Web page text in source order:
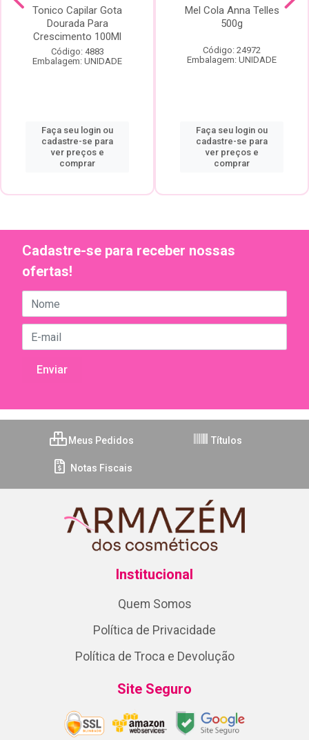
Tonico Capilar Gota
Dourada Para
Crescimento 100Ml
Código: 4883
Embalagem: UNIDADE
Faça seu login ou
cadastre-se para
ver preços e
comprar
Mel Cola Anna Telles
500g
Código: 24972
Embalagem: UNIDADE
Faça seu login ou
cadastre-se para
ver preços e
comprar
Cadastre-se para receber nossas
ofertas!
Meus Pedidos Títulos
Notas Fiscais
Institucional
Quem Somos
Política de Privacidade
Política de Troca e Devolução
Site Seguro